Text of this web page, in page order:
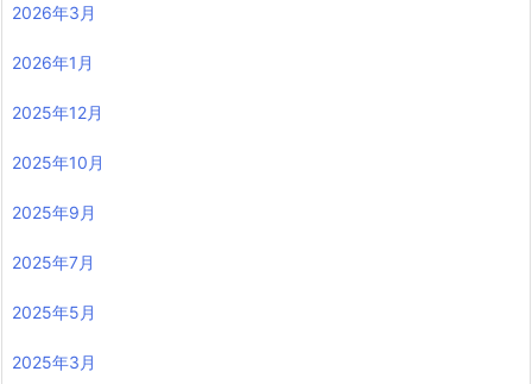
2026年3月
2026年1月
2025年12月
2025年10月
2025年9月
2025年7月
2025年5月
2025年3月